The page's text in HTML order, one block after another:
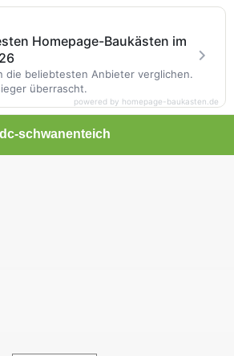
dc-schwanenteich
Homepage-Baukästen im
die beliebtesten Anbieter verglichen.
überrascht.
powered by homepage-baukasten.de